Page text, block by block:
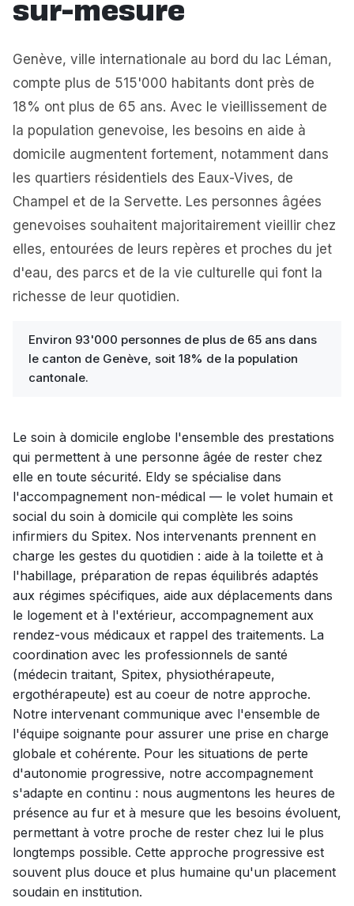
sur-mesure
Genève, ville internationale au bord du lac Léman,
compte plus de 515'000 habitants dont près de
18% ont plus de 65 ans. Avec le vieillissement de
la population genevoise, les besoins en aide à
domicile augmentent fortement, notamment dans
les quartiers résidentiels des Eaux-Vives, de
Champel et de la Servette. Les personnes âgées
genevoises souhaitent majoritairement vieillir chez
elles, entourées de leurs repères et proches du jet
d'eau, des parcs et de la vie culturelle qui font la
richesse de leur quotidien.
Environ 93'000 personnes de plus de 65 ans dans
le canton de Genève, soit 18% de la population
cantonale.
Le soin à domicile englobe l'ensemble des prestations
qui permettent à une personne âgée de rester chez
elle en toute sécurité. Eldy se spécialise dans
l'accompagnement non-médical — le volet humain et
social du soin à domicile qui complète les soins
infirmiers du Spitex. Nos intervenants prennent en
charge les gestes du quotidien : aide à la toilette et à
l'habillage, préparation de repas équilibrés adaptés
aux régimes spécifiques, aide aux déplacements dans
le logement et à l'extérieur, accompagnement aux
rendez-vous médicaux et rappel des traitements. La
coordination avec les professionnels de santé
(médecin traitant, Spitex, physiothérapeute,
ergothérapeute) est au coeur de notre approche.
Notre intervenant communique avec l'ensemble de
l'équipe soignante pour assurer une prise en charge
globale et cohérente. Pour les situations de perte
d'autonomie progressive, notre accompagnement
s'adapte en continu : nous augmentons les heures de
présence au fur et à mesure que les besoins évoluent,
permettant à votre proche de rester chez lui le plus
longtemps possible. Cette approche progressive est
souvent plus douce et plus humaine qu'un placement
soudain en institution.